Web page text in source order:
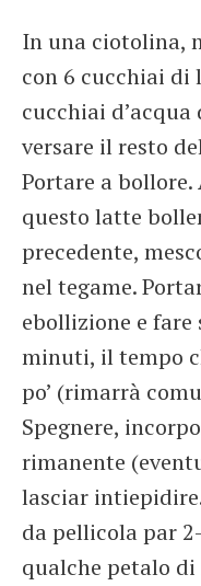
In una ciotolina,
con 6 cucchiai di
cucchiai
versare il resto
Portare a
questo latte
precedente,
nel tegame.
ebollizione e
minuti, il tempo
po’ (rimarrà
Spegnere,
rimanente
lasciar
da pellicola par
qualche petalo di